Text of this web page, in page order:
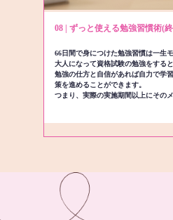
08 | ずっと使える勉強習慣術(
66日間で身につけた勉強習慣は一生モ
大人になって資格試験の勉強をする
勉強の仕方と自信があれば自力で学
策を進めることができます。
つまり、実際の実施期間以上にその